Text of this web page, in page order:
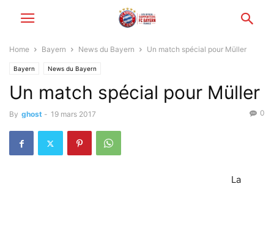
Home Bayern News du Bayern Un match spécial pour Müller
Bayern News du Bayern
Un match spécial pour Müller
By ghost - 19 mars 2017 0
La